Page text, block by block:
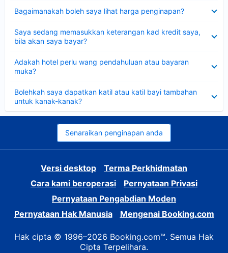
Bagaimanakah boleh saya lihat harga penginapan?
Saya sedang memasukkan keterangan kad kredit saya,
bila akan saya bayar?
Adakah hotel perlu wang pendahuluan atau bayaran
muka?
Bolehkah saya dapatkan katil atau katil bayi tambahan
untuk kanak-kanak?
Senaraikan penginapan anda
Versi desktop
Terma Perkhidmatan
Cara kami beroperasi
Pernyataan Privasi
Pernyataan Pengabdian Moden
Pernyataan Hak Manusia
Mengenai Booking.com
Hak cipta © 1996–2026 Booking.com™. Semua Hak
Cipta Terpelihara.